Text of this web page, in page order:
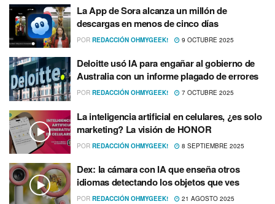
La App de Sora alcanza un millón de
descargas en menos de cinco días
POR REDACCIÓN OHMYGEEK! 9 OCTUBRE 2025
Deloitte usó IA para engañar al gobierno de
Australia con un informe plagado de errores
POR REDACCIÓN OHMYGEEK! 7 OCTUBRE 2025
La inteligencia artificial en celulares, ¿es solo
marketing? La visión de HONOR
POR REDACCIÓN OHMYGEEK! 8 SEPTIEMBRE 2025
Dex: la cámara con IA que enseña otros
idiomas detectando los objetos que ves
POR REDACCIÓN OHMYGEEK! 21 AGOSTO 2025